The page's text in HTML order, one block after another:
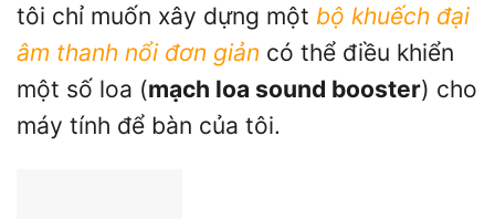
tôi chỉ muốn xây dựng một bộ khuếch đại
âm thanh nổi đơn giản có thể điều khiển
một số loa (mạch loa sound booster) cho
máy tính để bàn của tôi.